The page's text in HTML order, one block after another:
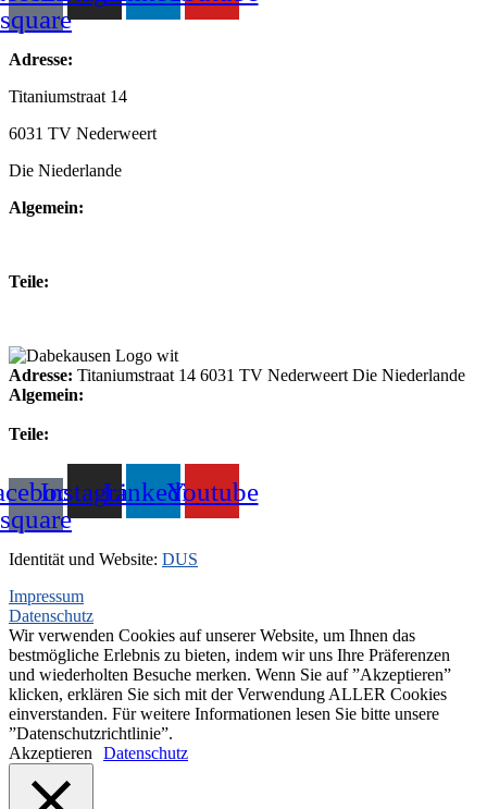
square
Adresse:
Titaniumstraat 14
6031 TV Nederweert
Die Niederlande
Algemein:
Teile:
Adresse: Titaniumstraat 14 6031 TV Nederweert Die Niederlande
Algemein:
Teile:
square
InstagramLinkedinYoutube
Identität und Website: DUS
Impressum
Datenschutz
Wir verwenden Cookies auf unserer Website, um Ihnen das
bestmögliche Erlebnis zu bieten, indem wir uns Ihre Präferenzen
und wiederholten Besuche merken. Wenn Sie auf ”Akzeptieren”
klicken, erklären Sie sich mit der Verwendung ALLER Cookies
einverstanden. Für weitere Informationen lesen Sie bitte unsere
”Datenschutzrichtlinie”.
Akzeptieren
Datenschutz